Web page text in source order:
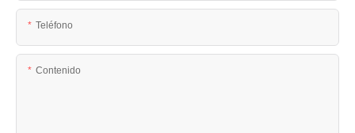
Teléfono
Contenido